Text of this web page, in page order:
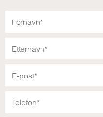
Fornavn*
Etternavn*
E-post*
Telefon*